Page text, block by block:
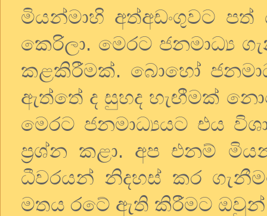
මියන්මාහි අත්අඩංගුවට
කෙරිලා. මෙරට ජනමාධ්‍ය
කළකිරීමක්. බොහෝ
ඇත්තේ ද සුහද හැඟීමක්
මෙරට ජනමාධ්‍යයට එය
ප්‍රශ්න කළා. අප එනම්
ධීවරයන් නිදහස් කර
මතය රටේ ඇති කිරීමට ඔවුන්